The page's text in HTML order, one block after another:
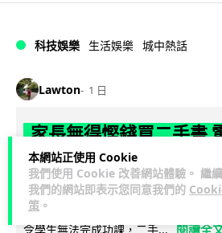
本網站正使用 Cookie
我們使用 Cookie 改善網站體驗。 繼
我們的網站即表示您同意我們的
策 。
科技娛樂 生活娛樂 城中熱話
Lawton 1 日
家長無得慳錢買二手書
二手教科書 學生無法做
社福界立法會議員陳文宜指，一間中學
遠超通漲，令家長難以負擔。而且電子
令學生無法完成功課，二手... 閱讀全